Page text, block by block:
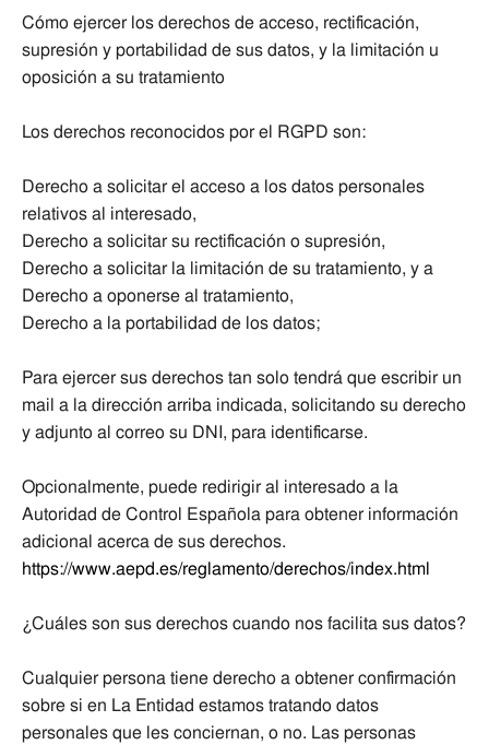
Cómo ejercer los derechos de acceso, rectificación,
supresión y portabilidad de sus datos, y la limitación u
oposición a su tratamiento
Los derechos reconocidos por el RGPD son:
Derecho a solicitar el acceso a los datos personales
relativos al interesado,
Derecho a solicitar su rectificación o supresión,
Derecho a solicitar la limitación de su tratamiento, y a
Derecho a oponerse al tratamiento,
Derecho a la portabilidad de los datos;
Para ejercer sus derechos tan solo tendrá que escribir un
mail a la dirección arriba indicada, solicitando su derecho
y adjunto al correo su DNI, para identificarse.
Opcionalmente, puede redirigir al interesado a la
Autoridad de Control Española para obtener información
adicional acerca de sus derechos.
https://www.aepd.es/reglamento/derechos/index.html
¿Cuáles son sus derechos cuando nos facilita sus datos?
Cualquier persona tiene derecho a obtener confirmación
sobre si en La Entidad estamos tratando datos
personales que les conciernan, o no. Las personas